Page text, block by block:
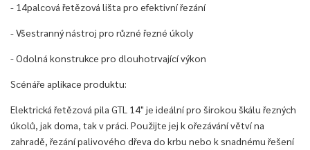
- 14palcová řetězová lišta pro efektivní řezání
- Všestranný nástroj pro různé řezné úkoly
- Odolná konstrukce pro dlouhotrvající výkon
Scénáře aplikace produktu:
Elektrická řetězová pila GTL 14" je ideální pro širokou škálu řezných
úkolů, jak doma, tak v práci. Použijte jej k ořezávání větví na
zahradě, řezání palivového dřeva do krbu nebo k snadnému řešení